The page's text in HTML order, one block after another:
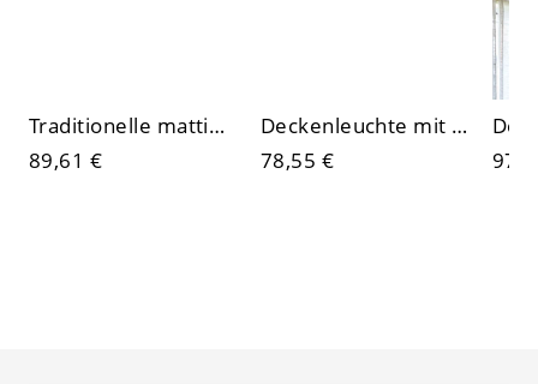
Traditionelle mattierte Glasschale Up-Light 13 Zoll Deckenleuchte
89,61 €
Deckenleuchte mit 1 Licht, auburn Kunststoff, sichtbare Montage, festverdrahteter Kunststoffschirm in polygonaler Form
78,55 €